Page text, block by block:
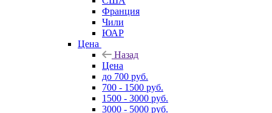
Франция
Чили
ЮАР
Цена
Назад
Цена
до 700 руб.
700 - 1500 руб.
1500 - 3000 руб.
3000 - 5000 руб.